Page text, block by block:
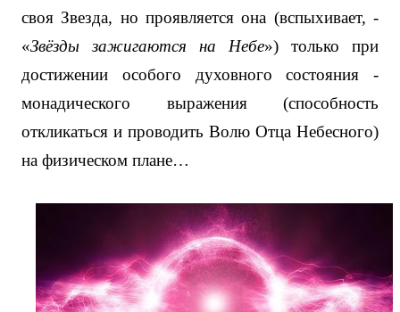
своя Звезда, но проявляется она (вспыхивает, -
«Звёзды зажигаются на Небе») только при
достижении особого духовного состояния -
монадического выражения (способность
откликаться и проводить Волю Отца Небесного)
на физическом плане…